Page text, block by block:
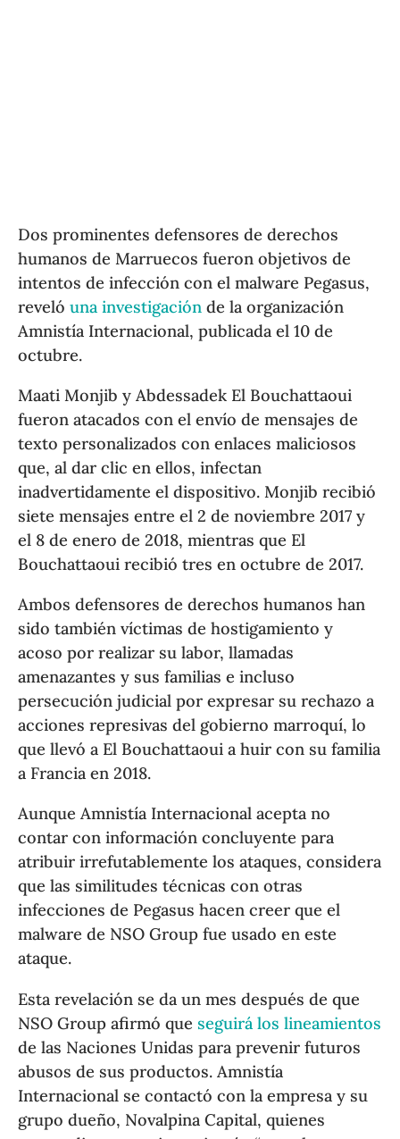
Dos prominentes defensores de derechos
humanos de Marruecos fueron objetivos de
intentos de infección con el malware Pegasus,
revelóuna investigación de la organización
Amnistía Internacional, publicada el 10 de
octubre.
Maati Monjib y Abdessadek El Bouchattaoui
fueron atacados con el envío de mensajes de
texto personalizados con enlaces maliciosos
que, al dar clic en ellos, infectan
inadvertidamente el dispositivo. Monjib recibió
siete mensajes entre el 2 de noviembre 2017 y
el 8 de enero de 2018, mientras que El
Bouchattaoui recibió tres en octubre de 2017.
Ambos defensores de derechos humanos han
sido también víctimas de hostigamiento y
acoso por realizar su labor, llamadas
amenazantes y sus familias e incluso
persecución judicial por expresar su rechazo a
acciones represivas del gobierno marroquí, lo
que llevó a El Bouchattaoui a huir con su familia
a Francia en 2018.
Aunque Amnistía Internacional acepta no
contar con información concluyente para
atribuir irrefutablemente los ataques, considera
que las similitudes técnicas con otras
infecciones de Pegasus hacen creer que el
malware de NSO Group fue usado en este
ataque.
Esta revelación se da un mes después de que
NSO Group afirmó que seguirá los lineamientos
de las Naciones Unidas para prevenir futuros
abusos de sus productos. Amnistía
Internacional se contactó con la empresa y su
grupo dueño, Novalpina Capital, quienes